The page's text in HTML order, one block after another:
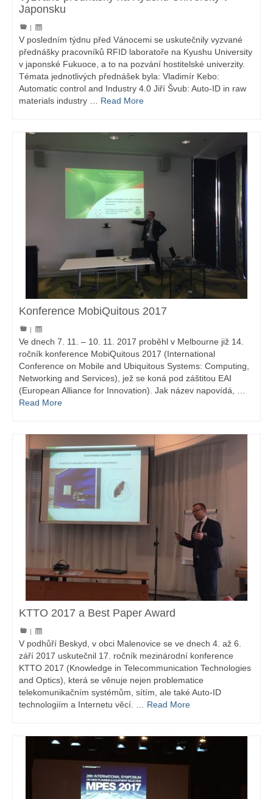
Japonsku
|
V posledním týdnu před Vánocemi se uskutečnily vyzvané
přednášky pracovníků RFID laboratoře na Kyushu University
v japonské Fukuoce, a to na pozvání hostitelské univerzity.
Témata jednotlivých přednášek byla: Vladimír Kebo:
Automatic control and Industry 4.0 Jiří Švub: Auto-ID in raw
materials industry … Read More
Konference MobiQuitous 2017
|
Ve dnech 7. 11. – 10. 11. 2017 proběhl v Melbourne již 14.
ročník konference MobiQuitous 2017 (International
Conference on Mobile and Ubiquitous Systems: Computing,
Networking and Services), jež se koná pod záštitou EAI
(European Alliance for Innovation). Jak název napovídá, …
Read More
KTTO 2017 a Best Paper Award
|
V podhůří Beskyd, v obci Malenovice se ve dnech 4. až 6.
září 2017 uskutečnil 17. ročník mezinárodní konference
KTTO 2017 (Knowledge in Telecommunication Technologies
and Optics), která se věnuje nejen problematice
telekomunikačním systémům, sítím, ale také Auto-ID
technologiím a Internetu věcí. … Read More